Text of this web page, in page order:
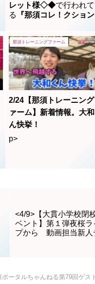
レット様◇◆で行われ
る
『那須コレ！クション
年も参加させていただ
した♫NASUガーデンア
トレット様のイルミネ
ョンの他に、各企業の
ひかるクリスマスツリ
オブジェが飾られていま
す。2020年12月5日(土)
12月25日(金)の期間中に
ッシュタグ『#那須コレ
クション』をつけて
ォメーションにて投稿画
る⁉︎イベントも行われて
非、"adtown編集部"の
スマスツリーも見つけ
ださいね!!♬また、今回
リスマスツリーをご用意
那須町高久甲にあります
店 What？様
那須トレーニングファーム
2/24【那須トレーニング
ァーム】新着情報。大和
ん快挙！
p>
<4/9>【大貫小学校閉
ベント】第１弾夜桜ラ
プから 動画担当新人
ポータルちゃんねる第79回ゲ